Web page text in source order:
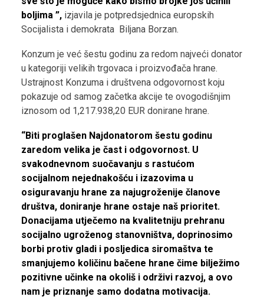
boljima ”, izjavila je potpredsjednica europskih
Socijalista i demokrata Biljana Borzan.
Konzum je već šestu godinu za redom najveći donator
u kategoriji velikih trgovaca i proizvođača hrane.
Ustrajnost Konzuma i društvena odgovornost koju
pokazuje od samog začetka akcije te ovogodišnjim
iznosom od 1,217.938,20 EUR donirane hrane.
“Biti proglašen Najdonatorom šestu godinu
zaredom velika je čast i odgovornost. U
svakodnevnom suočavanju s rastućom
socijalnom nejednakošću i izazovima u
osiguravanju hrane za najugroženije članove
društva, doniranje hrane ostaje naš prioritet.
Donacijama utječemo na kvalitetniju prehranu
socijalno ugroženog stanovništva, doprinosimo
borbi protiv gladi i posljedica siromaštva te
smanjujemo količinu bačene hrane čime bilježimo
pozitivne učinke na okoliš i održivi razvoj, a ovo
nam je priznanje samo dodatna motivacija.